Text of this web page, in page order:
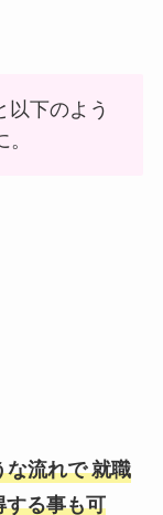
以下のよう
な流れで 就職
する事も可